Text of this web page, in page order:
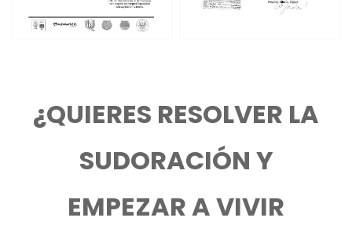
¿QUIERES RESOLVER LA
SUDORACIÓN Y
EMPEZAR A VIVIR